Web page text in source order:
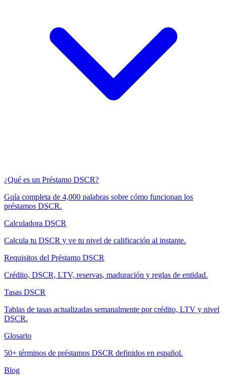
¿Qué es un Préstamo DSCR?
Guía completa de 4,000 palabras sobre cómo funcionan los
préstamos DSCR.
Calculadora DSCR
Calcula tu DSCR y ve tu nivel de calificación al instante.
Requisitos del Préstamo DSCR
Crédito, DSCR, LTV, reservas, maduración y reglas de entidad.
Tasas DSCR
Tablas de tasas actualizadas semanalmente por crédito, LTV y nivel
DSCR.
Glosario
50+ términos de préstamos DSCR definidos en español.
Blog